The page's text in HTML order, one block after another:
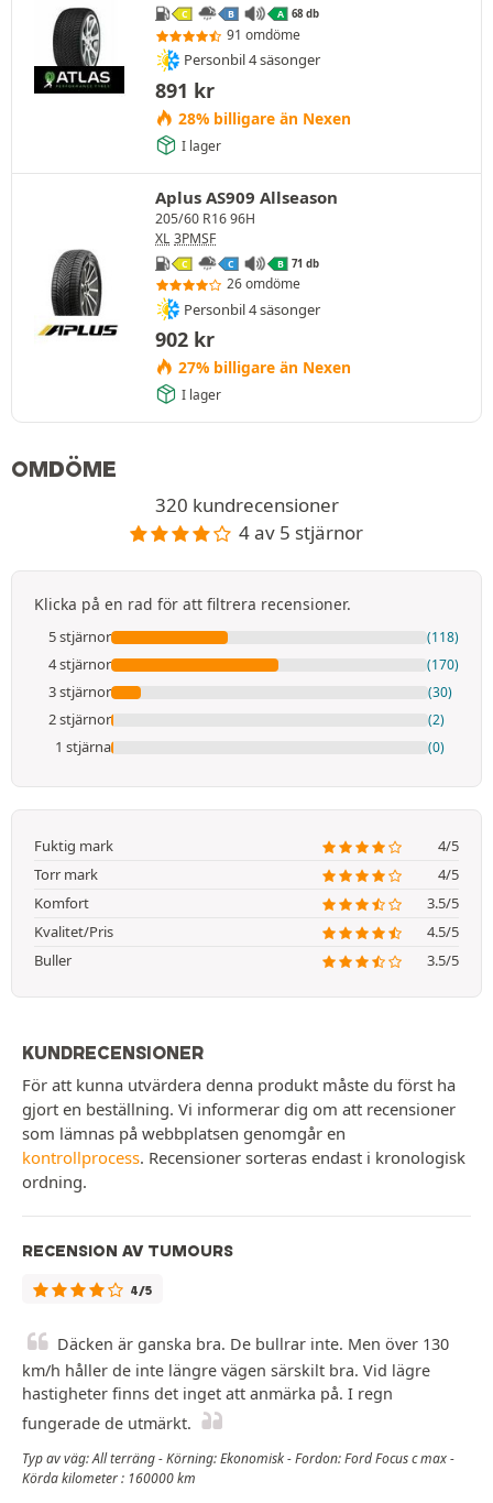
C B A 68 db
91 omdöme
Personbil 4 säsonger
891 kr
28% billigare än Nexen
I lager
Aplus AS909 Allseason
205/60 R16 96H
XL 3PMSF
C C B 71 db
26 omdöme
Personbil 4 säsonger
902 kr
27% billigare än Nexen
I lager
OMDÖME
320 kundrecensioner
4 av 5 stjärnor
Klicka på en rad för att filtrera recensioner.
5 stjärnor (118)
4 stjärnor (170)
3 stjärnor (30)
2 stjärnor (2)
1 stjärna (0)
Fuktig mark
4/5
Torr mark
4/5
Komfort
3.5/5
Kvalitet/Pris
4.5/5
Buller
3.5/5
KUNDRECENSIONER
För att kunna utvärdera denna produkt måste du först ha
gjort en beställning. Vi informerar dig om att recensioner
som lämnas på webbplatsen genomgår en
kontrollprocess. Recensioner sorteras endast i kronologisk
ordning.
RECENSION AV TUMOURS
4/5
Däcken är ganska bra. De bullrar inte. Men över 130
km/h håller de inte längre vägen särskilt bra. Vid lägre
hastigheter finns det inget att anmärka på. I regn
fungerade de utmärkt.
Typ av väg: All terräng - Körning: Ekonomisk - Fordon: Ford Focus c max -
Körda kilometer : 160000 km